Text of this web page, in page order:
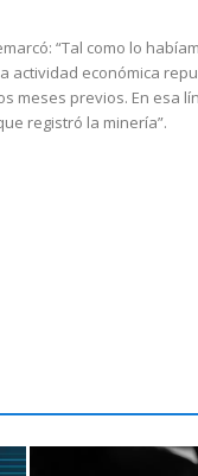
“Tal como lo
actividad económica
meses previos. En esa
registró la minería”.